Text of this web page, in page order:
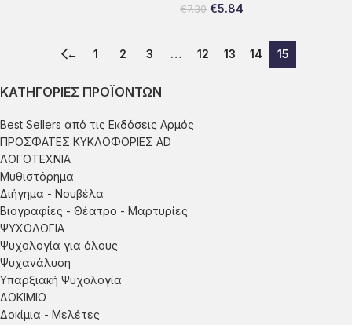
ΚΑΤΗΓΟΡΊΕΣ ΠΡΟΪΌΝΤΩΝ
Best Sellers από τις Εκδόσεις Αρμός
ΠΡΟΣΦΑΤΕΣ ΚΥΚΛΟΦΟΡΙΕΣ AD
ΛΟΓΟΤΕΧΝΙΑ
Μυθιστόρημα
Διήγημα - Νουβέλα
Βιογραφίες - Θέατρο - Μαρτυρίες
ΨΥΧΟΛΟΓΙΑ
Ψυχολογία για όλους
Ψυχανάλυση
Υπαρξιακή Ψυχολογία
ΔΟΚΙΜΙΟ
Δοκίμια - Μελέτες
€7.30 €5.84
← 1 2 3 … 12 13 14 15